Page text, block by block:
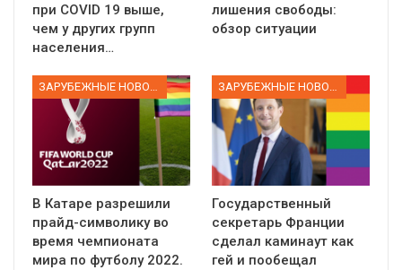
при COVID 19 выше,
чем у других групп
населения…
лишения свободы:
обзор ситуации
В Катаре разрешили
прайд-символику во
время чемпионата
мира по футболу 2022.
Государственный
секретарь Франции
сделал каминаут как
гей и пообещал